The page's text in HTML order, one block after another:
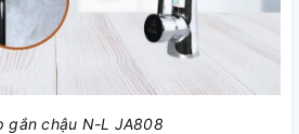
gắn chậu N-L JA808